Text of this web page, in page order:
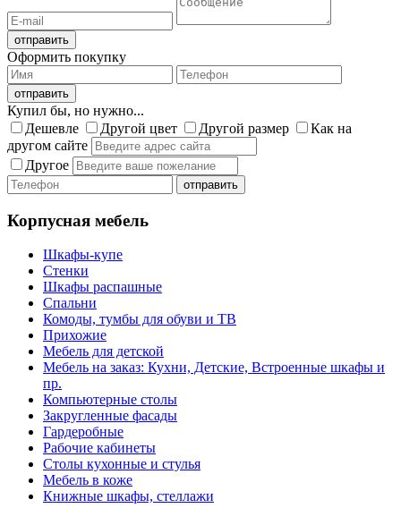
Оформить покупку
Купил бы, но нужно...
Дешевле
Другой цвет Другой размер
Как на
другом сайте
Другое
Корпусная мебель
Шкафы-купе
Стенки
Шкафы распашные
Спальни
Комоды, тумбы для обуви и ТВ
Прихожие
Мебель для детской
Мебель на заказ: Кухни, Детские, Встроенные шкафы и
пр.
Компьютерные столы
Закругленные фасады
Гардеробные
Рабочие кабинеты
Столы кухонные и стулья
Мебель в коже
Книжные шкафы, стеллажи